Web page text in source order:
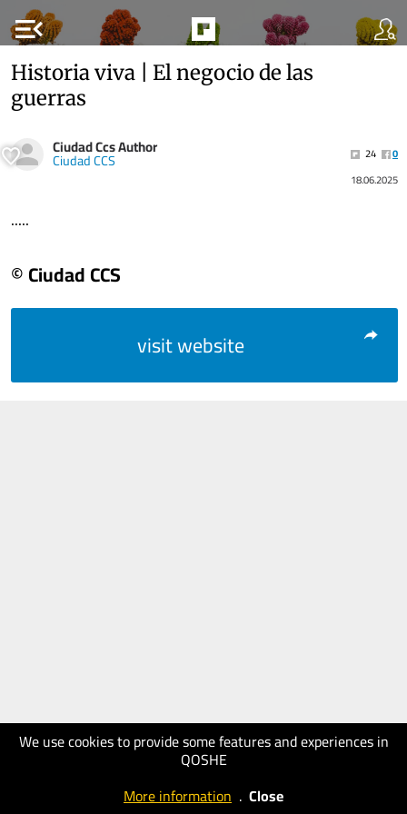
menu_open
We use cookies to provide some features and experiences in
QOSHE
More information . Close
Historia viva | El negocio de las
guerras
Ciudad Ccs Author
Ciudad CCS 24
0
18.06.2025
.....
© Ciudad CCS
visit website